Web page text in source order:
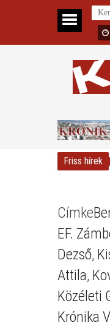
Friss hírek
Magyar Nemzeti Galéria és
Címke
EF.
Dezső,
Attila,
Közéleti
Krónika